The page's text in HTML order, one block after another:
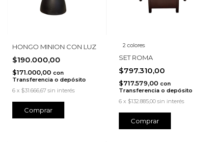
HONGO MINION CON LUZ
$190.000,00
$171.000,00 con
Transferencia o depósito
6 x $31.666,67 sin interés
2 colores
SET ROMA
$797.310,00
$717.579,00 con
Transferencia o depósito
6 x $132.885,00 sin interés
Comprar